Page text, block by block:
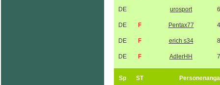
DE urosport
DE F Pentax77
DE F erich s34
DE F AdlerHH
Sp ST